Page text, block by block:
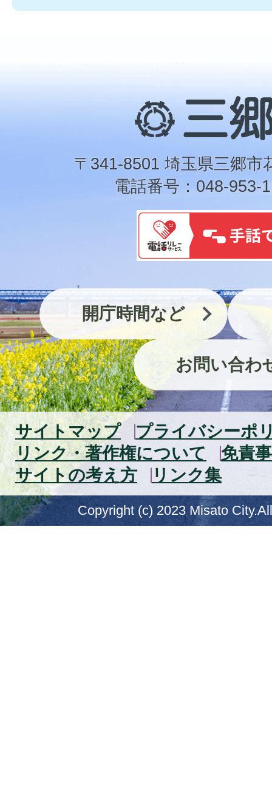
三
郷
市
〒341-8501 埼玉県三郷市
電話番号：048-953-
開庁時間など
お問い合わ
サイトマップ
プライバシーポ
リンク・著作権について
免責
サイトの考え方
リンク集
Copyright (c) 2023 Misato